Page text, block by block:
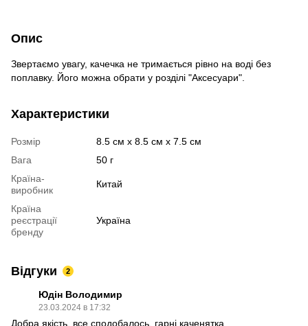
Опис
Звертаємо увагу, качечка не тримається рівно на воді без
поплавку. Його можна обрати у розділі "Аксесуари".
Характеристики
Розмір
8.5 см х 8.5 см х 7.5 см
Вага
50 г
Країна-
виробник
Китай
Країна
реєстрації
бренду
Україна
Відгуки 2
Юдін Володимир
23.03.2024 в 17:32
Добра якість, все сподобалось, гарні каченятка